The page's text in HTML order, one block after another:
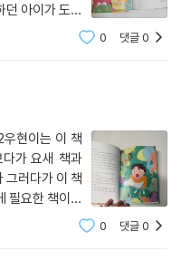
던 아이가 도서
재미를 알아가
도 힘들고 책
0 댓글0
현이는 이 책
가 요새 책과
그러다가 이 책
필요한 책이라
잘 읽지 않는
고 엄마와의
0 댓글0